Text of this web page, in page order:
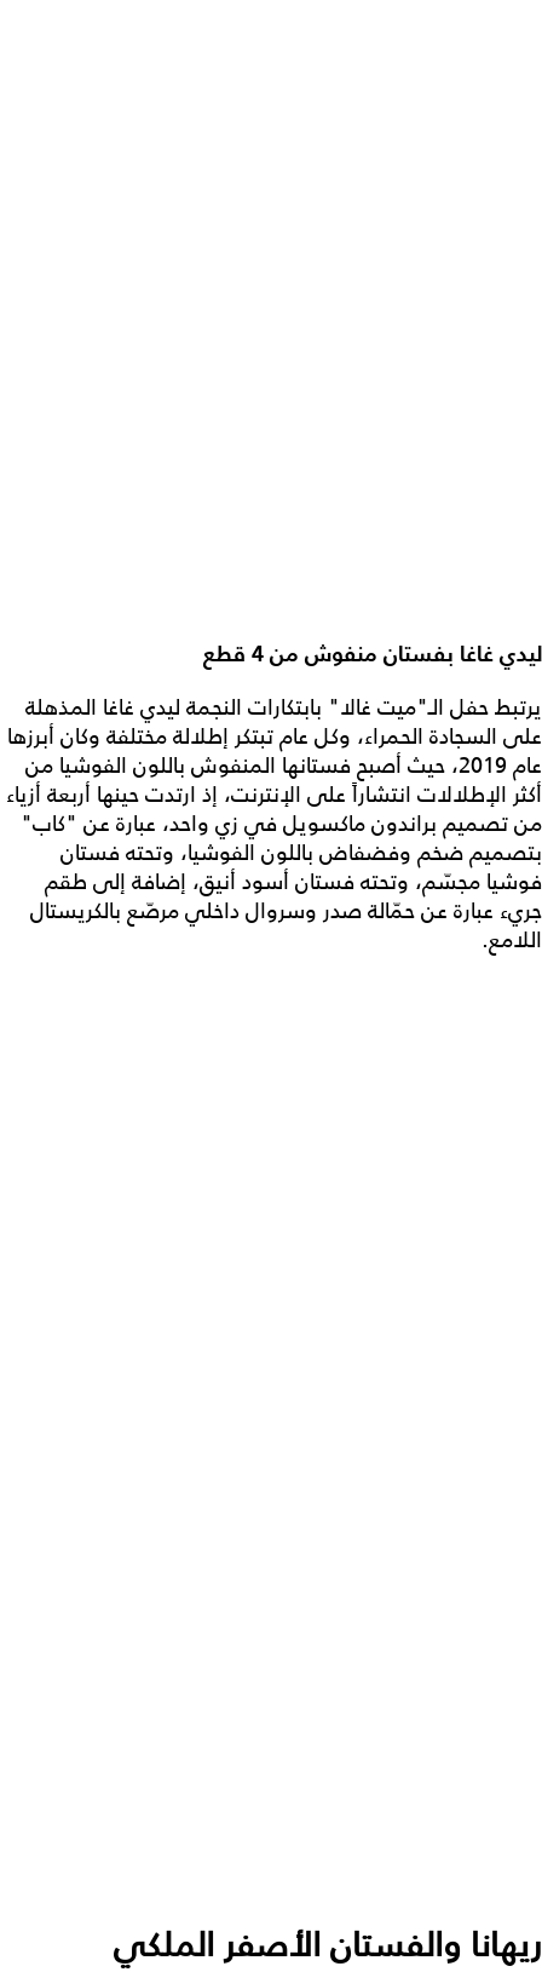
ليدي غاغا بفستان منفوش من 4 قطع
يرتبط حفل الـ"ميت غالا" بابتكارات النجمة ليدي غاغا المذهلة
على السجادة الحمراء، وكل عام تبتكر إطلالة مختلفة وكان أبرزها
عام 2019، حيث أصبح فستانها المنفوش باللون الفوشيا من
أكثر الإطلالات انتشاراً على الإنترنت، إذ ارتدت حينها أربعة أزياء
من تصميم براندون ماكسويل في زي واحد، عبارة عن "كاب"
بتصميم ضخم وفضفاض باللون الفوشيا، وتحته فستان
فوشيا مجسّم، وتحته فستان أسود أنيق، إضافة إلى طقم
جريء عبارة عن حمّالة صدر وسروال داخلي مرصّع بالكريستال
اللامع.
ريهانا والفستان الأصفر الملكي